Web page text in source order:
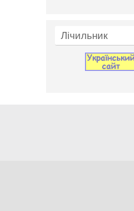
Лічильник